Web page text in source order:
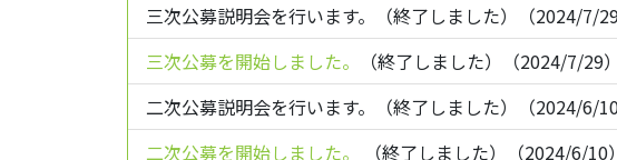
三次公募説明会を行います。（終了しました）（2024/7/29
三次公募を開始しました。
（終了しました）（2024/7/29）
二次公募説明会を行います。（終了しました）（2024/6/10
二次公募を開始しました。
（終了しました）（2024/6/10）